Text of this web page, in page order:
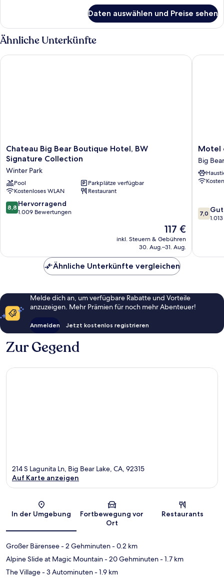
3 Schlafzimmer,
2
Bäder
(#11)
Daten auswählen und Preise sehen
Ähnliche Unterkünfte
Chateau
Big
Bear
Boutique
Hotel,
BW
Signature
Collection
Chateau Big Bear Boutique Hotel, BW
Signature Collection
Winter Park
Pool
Parkplätze verfügbar
Kostenloses WLAN
Restaurant
8.8
von
8,8 Hervorragend
1.009 Bewertungen
Der
Preis
beträgt
117 €
inkl. Steuern & Gebühren
30. Aug.–31. Aug.
Chateau Big Bear Boutique Hotel, BW Signature Collection
Motel
6
Big
Bear
Lake,
Bear
Lake
Motel
Big
7.0
von
7,0 Gut
Motel 6
Ähnliche Unterkünfte vergleichen
Melde dich an, um verfügbare Rabatte und Vorteile
anzuzeigen. Mehr Prämien für noch mehr Abenteuer!
Anmelden Jetzt kostenlos registrieren
Zur Gegend
Karte
214 S Lagunita Ln, Big Bear Lake, CA, 92315
Auf Karte anzeigen
In der Umgebung
Fortbewegung vor
Ort
Restaurants
Großer Bärensee- 2 Gehminuten- 0.2 km
Alpine Slide at Magic Mountain- 20 Gehminuten- 1.7 km
The Village- 3 Autominuten- 1.9 km